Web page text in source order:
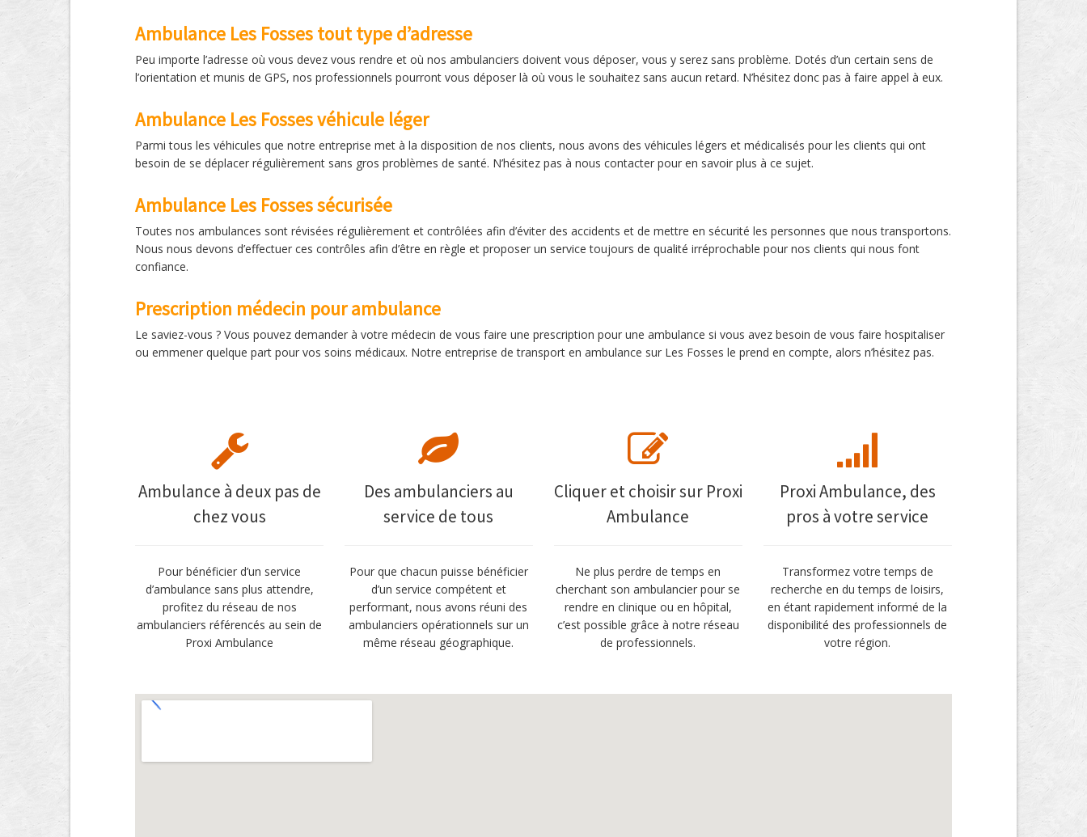
Ambulance Les Fosses tout type d’adresse
Peu importe l’adresse où vous devez vous rendre et où nos ambulanciers doivent vous déposer, vous y serez sans problème. Dotés d’un certain sens de
l’orientation et munis de GPS, nos professionnels pourront vous déposer là où vous le souhaitez sans aucun retard. N’hésitez donc pas à faire appel à eux.
Ambulance Les Fosses véhicule léger
Parmi tous les véhicules que notre entreprise met à la disposition de nos clients, nous avons des véhicules légers et médicalisés pour les clients qui ont
besoin de se déplacer régulièrement sans gros problèmes de santé. N’hésitez pas à nous contacter pour en savoir plus à ce sujet.
Ambulance Les Fosses sécurisée
Toutes nos ambulances sont révisées régulièrement et contrôlées afin d’éviter des accidents et de mettre en sécurité les personnes que nous transportons.
Nous nous devons d’effectuer ces contrôles afin d’être en règle et proposer un service toujours de qualité irréprochable pour nos clients qui nous font
confiance.
Prescription médecin pour ambulance
Le saviez-vous ? Vous pouvez demander à votre médecin de vous faire une prescription pour une ambulance si vous avez besoin de vous faire hospitaliser
ou emmener quelque part pour vos soins médicaux. Notre entreprise de transport en ambulance sur Les Fosses le prend en compte, alors n’hésitez pas.
Ambulance à deux pas de
chez vous
Pour bénéficier d’un service
d’ambulance sans plus attendre,
profitez du réseau de nos
ambulanciers référencés au sein de
Proxi Ambulance
Des ambulanciers au
service de tous
Pour que chacun puisse bénéficier
d’un service compétent et
performant, nous avons réuni des
ambulanciers opérationnels sur un
même réseau géographique.
Cliquer et choisir sur Proxi
Ambulance
Ne plus perdre de temps en
cherchant son ambulancier pour se
rendre en clinique ou en hôpital,
c’est possible grâce à notre réseau
de professionnels.
Proxi Ambulance, des
pros à votre service
Transformez votre temps de
recherche en du temps de loisirs,
en étant rapidement informé de la
disponibilité des professionnels de
votre région.